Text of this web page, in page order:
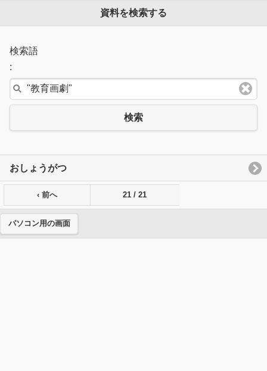
資料を検索する
検索語
:
検索
おしょうがつ
‹ 前へ 21 / 21
パソコン用の画面